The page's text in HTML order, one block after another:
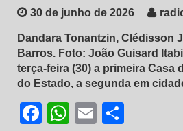
30 de junho de 2026
Dandara Tonantzin, Clédisson
Barros. Foto: João Guisard
terça-feira (30) a primeira Casa
do Estado, a segunda em
Facebook
WhatsApp
Email